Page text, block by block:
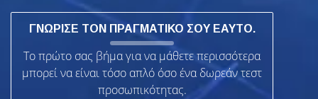
ΓΝΩΡΙΣΕ ΤΟΝ ΠΡΑΓΜΑΤΙΚΟ ΣΟΥ ΕΑΥΤΟ.
Το πρώτο σας βήμα για να μάθετε περισσότερα
μπορεί να είναι τόσο απλό όσο ένα δωρεάν τεστ
προσωπικότητας.